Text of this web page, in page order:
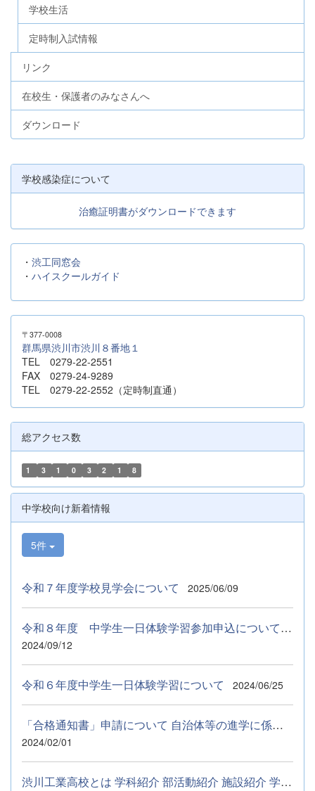
学校生活
定時制入試情報
リンク
在校生・保護者のみなさんへ
ダウンロード
学校感染症について
治癒証明書がダウンロードできます
・ 渋工同窓会
・ ハイスクールガイド
〒377-0008
群馬県渋川市渋川８番地１
TEL 0279-22-2551
FAX 0279-24-9289
TEL 0279-22-2552（定時制直通）
総アクセス数
1 3 1 0 3 2 1 8
中学校向け新着情報
5件
令和７年度学校見学会について 2025/06/09
令和８年度 中学生一日体験学習参加申込について ９月５日（土...
2024/09/12
令和６年度中学生一日体験学習について 2024/06/25
「合格通知書」申請について 自治体等の進学に係る奨学資金の申請...
2024/02/01
渋川工業高校とは 学科紹介 部活動紹介 施設紹介 学校行事 Q&amp;...